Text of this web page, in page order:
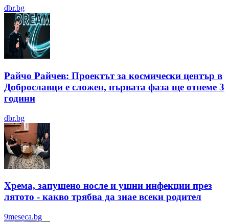
dbr.bg
Райчо Райчев: Проектът за космически център в
Доброславци е сложен, първата фаза ще отнеме 3
години
dbr.bg
Хрема, запушено носле и ушни инфекции през
лятотo - какво трябва да знае всеки родител
9meseca.bg